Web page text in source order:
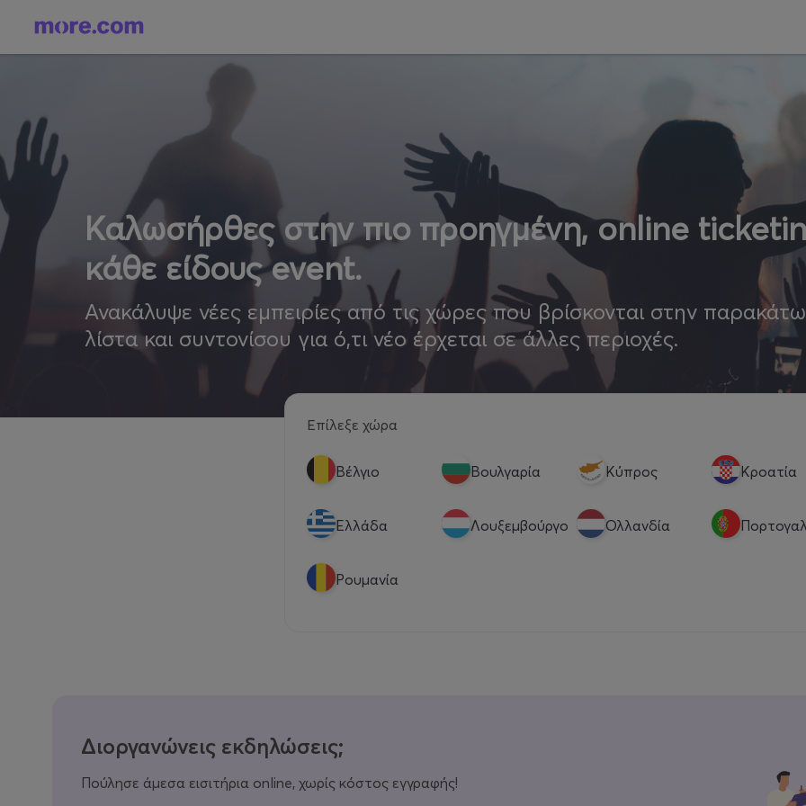
Καλωσήρθες στην πιο προηγμένη, online
κάθε είδους event.
Ανακάλυψε νέες εμπειρίες από τις χώρες που βρίσκονται στην παρακάτω
λίστα και συντονίσου για ό,τι νέο έρχεται σε άλλες περιοχές.
Επίλεξε χώρα
Βέλγιο Βουλγαρία Κύπρος Κροατία
Eλλάδα Λουξεμβούργο Ολλανδία
Ρουμανία
Διοργανώνεις εκδηλώσεις;
Πούλησε άμεσα εισιτήρια online, χωρίς κόστος εγγραφής!